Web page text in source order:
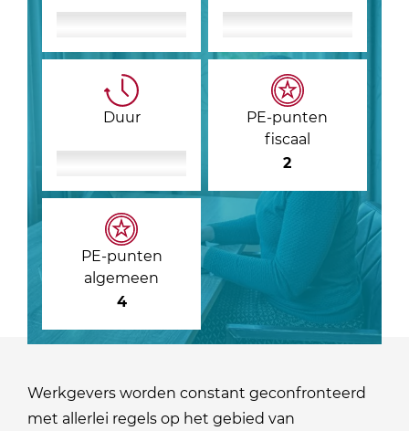
Duur
PE-punten
fiscaal
2
PE-punten
algemeen
4
Werkgevers worden constant geconfronteerd
met allerlei regels op het gebied van